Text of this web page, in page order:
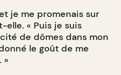
je me promenais sur
elle. « Puis je suis
de dômes dans mon
le goût de me
»